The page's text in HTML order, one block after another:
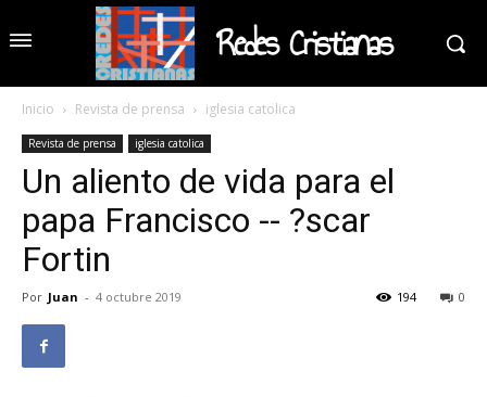
Redes Cristianas
Inicio Revista de prensa iglesia catolica
Revista de prensa iglesia catolica
Un aliento de vida para el
papa Francisco -- ?scar
Fortin
Por Juan - 4 octubre 2019 0
194